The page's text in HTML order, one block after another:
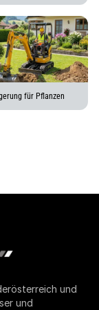
für Pflanzen
und
und